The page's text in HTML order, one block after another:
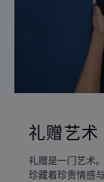
礼赠艺术
礼赠是一门艺术
珍藏着珍贵情感